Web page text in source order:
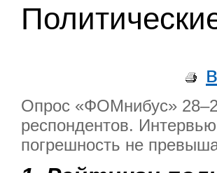
Опрос «ФОМнибус»
респондентов.
погрешность не